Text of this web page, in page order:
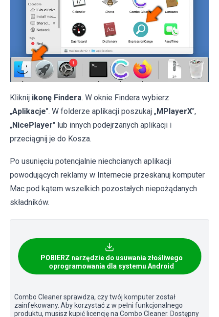
Kliknij ikonę Findera. W oknie Findera wybierz
„Aplikacje". W folderze aplikacji poszukaj „MPlayerX",
„NicePlayer" lub innych podejrzanych aplikacji i
przeciągnij je do Kosza.
Po usunięciu potencjalnie niechcianych aplikacji
powodujących reklamy w Internecie przeskanuj komputer
Mac pod kątem wszelkich pozostałych niepożądanych
składników.
POBIERZ narzędzie do usuwania złośliwego
oprogramowania dla systemu Android
Combo Cleaner sprawdza, czy twój komputer został
zainfekowany. Aby korzystać z w pełni funkcjonalnego
produktu, musisz kupić licencję na Combo Cleaner. Dostępny